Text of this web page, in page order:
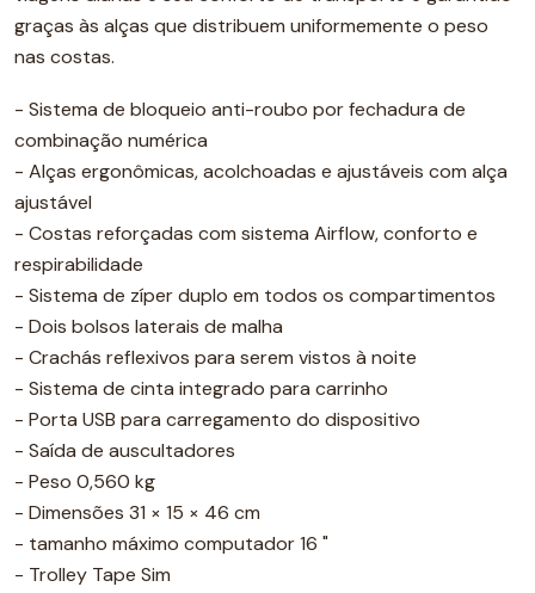
graças às alças que distribuem uniformemente o peso
nas costas.
- Sistema de bloqueio anti-roubo por fechadura de
combinação numérica
- Alças ergonômicas, acolchoadas e ajustáveis ​​com alça
ajustável
- Costas reforçadas com sistema Airflow, conforto e
respirabilidade
- Sistema de zíper duplo em todos os compartimentos
- Dois bolsos laterais de malha
- Crachás reflexivos para serem vistos à noite
- Sistema de cinta integrado para carrinho
- Porta USB para carregamento do dispositivo
- Saída de auscultadores
- Peso 0,560 kg
- Dimensões 31 × 15 × 46 cm
- tamanho máximo computador 16 "
- Trolley Tape Sim